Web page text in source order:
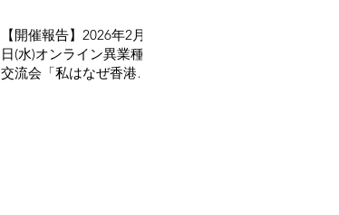
ル」
【開催報告】2026年2月4
日(水)オンライン異業種
交流会「私はなぜ香港に